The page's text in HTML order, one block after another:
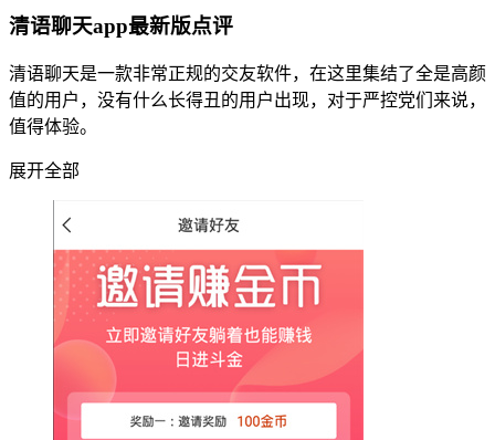
清语聊天app最新版点评
清语聊天是一款非常正规的交友软件，在这里集结了全是高颜
值的用户，没有什么长得丑的用户出现，对于严控党们来说，
值得体验。
展开全部